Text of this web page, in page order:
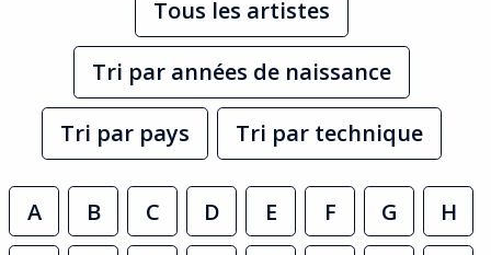
Tous les artistes
Tri par années de naissance
Tri par pays Tri par technique
A B C D E F G
H